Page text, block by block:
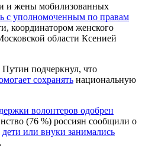
и жены мобилизованных
с уполномоченным по правам
координатором женского
области Ксенией
подчеркнул, что
сохранять национальную
волонтеров одобрен
(76 %) россиян сообщили о
дети или внуки занимались